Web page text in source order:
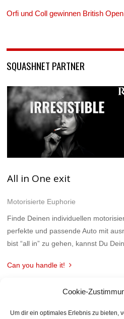
Cookie-
Um dir ein optimales Erlebnis zu bieten,
Orfi und Coll gewinnen British
SQUASHNET PARTNER
All in One exit
Motorisierte Euphorie
Finde Deinen individuellen
perfekte und passende Auto mit
bist “all in” zu gehen, kannst Du
Can you handle it!